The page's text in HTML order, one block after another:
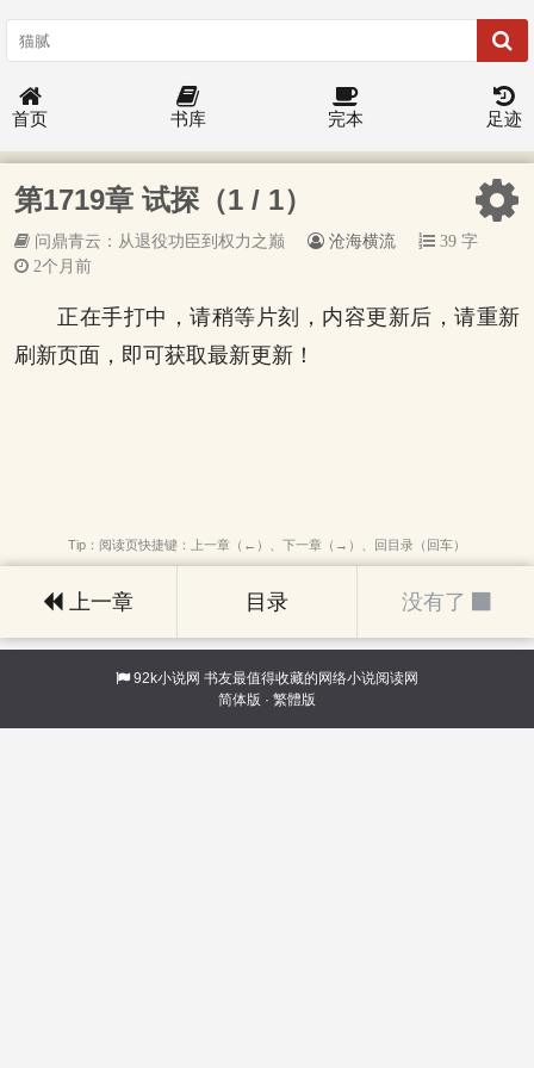
首页 书库 完本 足迹
第1719章 试探（1 / 1）
问鼎青云：从退役功臣到权力之巅 沧海横流
39 字
2个月前
正在手打中，请稍等片刻，内容更新后，请重新
刷新页面，即可获取最新更新！
Tip：阅读页快捷键：上一章（←）、下一章（→）、回目录（回车）
上一章 目录 没有了
92k小说网 书友最值得收藏的网络小说阅读网
简体版 · 繁體版